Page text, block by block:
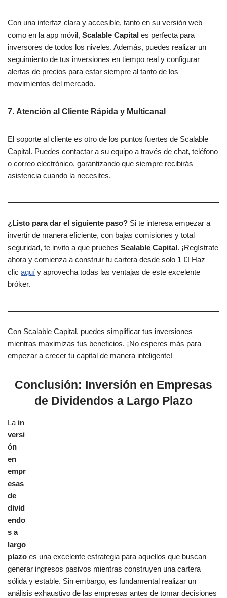
Con una interfaz clara y accesible, tanto en su versión web
como en la app móvil, Scalable Capital es perfecta para
inversores de todos los niveles. Además, puedes realizar un
seguimiento de tus inversiones en tiempo real y configurar
alertas de precios para estar siempre al tanto de los
movimientos del mercado.
7. Atención al Cliente Rápida y Multicanal
El soporte al cliente es otro de los puntos fuertes de Scalable
Capital. Puedes contactar a su equipo a través de chat, teléfono
o correo electrónico, garantizando que siempre recibirás
asistencia cuando la necesites.
¿Listo para dar el siguiente paso? Si te interesa empezar a
invertir de manera eficiente, con bajas comisiones y total
seguridad, te invito a que pruebes Scalable Capital. ¡Regístrate
ahora y comienza a construir tu cartera desde solo 1 €! Haz
clic aquí y aprovecha todas las ventajas de este excelente
bróker.
Con Scalable Capital, puedes simplificar tus inversiones
mientras maximizas tus beneficios. ¡No esperes más para
empezar a crecer tu capital de manera inteligente!
Conclusión: Inversión en Empresas
de Dividendos a Largo Plazo
La in
versi
ón
en
empr
esas
de
divid
endo
s a
largo
plazo es una excelente estrategia para aquellos que buscan
generar ingresos pasivos mientras construyen una cartera
sólida y estable. Sin embargo, es fundamental realizar un
análisis exhaustivo de las empresas antes de tomar decisiones